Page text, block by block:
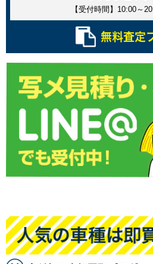
【受付時間】10:00～
無料査定